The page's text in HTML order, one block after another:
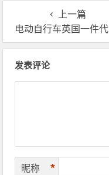
上一篇
电动自行车英国一件代发，千万不要随便找海外仓！
发表评论
昵称 *